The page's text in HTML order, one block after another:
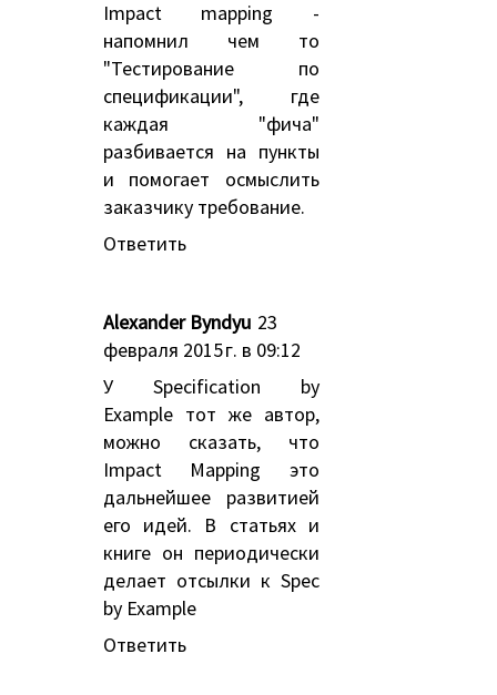
Impact mapping -
напомнил чем то
"Тестирование по
спецификации", где
каждая "фича"
разбивается на пункты
и помогает осмыслить
заказчику требование.
Ответить
Alexander Byndyu 23
февраля 2015 г. в 09:12
У Specification by
Example тот же автор,
можно сказать, что
Impact Mapping это
дальнейшее развитией
его идей. В статьях и
книге он периодически
делает отсылки к Spec
by Example
Ответить